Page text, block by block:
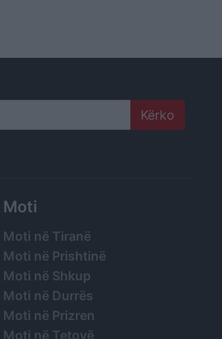
Moti
Moti në Tiranë
Moti në Prishtinë
Moti në Shkup
Moti në Durrës
Moti në Prizren
Moti në Tetovë